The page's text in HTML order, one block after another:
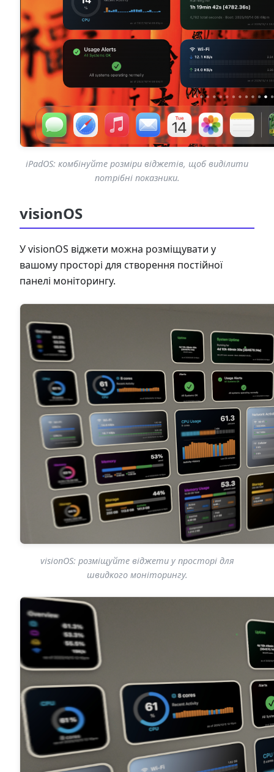
iPadOS: комбінуйте розміри віджетів, щоб виділити
потрібні показники.
visionOS
У visionOS віджети можна розміщувати у
вашому просторі для створення постійної
панелі моніторингу.
visionOS: розміщуйте віджети у просторі для
швидкого моніторингу.